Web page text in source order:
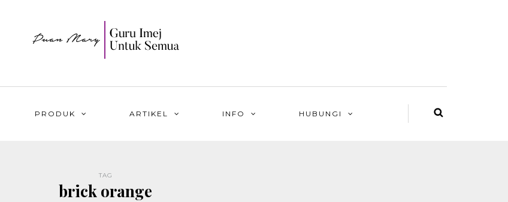
PRODUK ARTIKEL INFO HUBUNGI
TAG
brick orange